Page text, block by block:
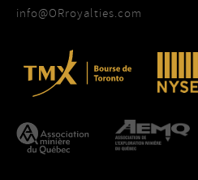
info@ORroyalties.com